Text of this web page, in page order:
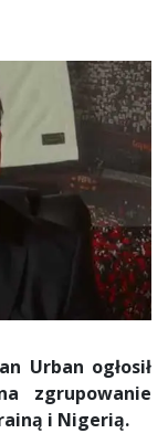
Urban ogłosił
zgrupowanie
i Nigerią.